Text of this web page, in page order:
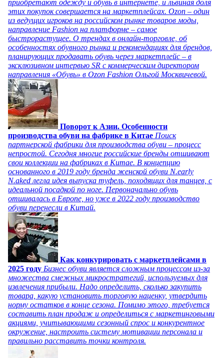
приобретают одежду и обувь в интернете, и львиная доля
этих покупок совершается на маркетплейсах. Ozon – один
из ведущих игроков на российском рынке товаров моды,
направление Fashion на платформе – самое
быстрорастущее. О трендах в онлайн-торговле, об
особенностях обувного рынка и рекомендациях для брендов,
планирующих продавать обувь через маркетплейс – в
эксклюзивном интервью SR с коммерческим директором
направления «Обувь» в Ozon Fashion Ольгой Москвичевой.
Поворот к Азии. Особенности
производства обуви на фабрике в Китае Поиск
партнерской фабрики для производства обуви – процесс
непростой. Сегодня многие российские бренды отшивают
свои коллекции на фабриках в Китае. В концепцию
основанного в 2019 году бренда женской обуви N.early
N.aked легла идея выпуска туфель, походящих для танцев, с
идеальной посадкой по ноге. Первоначально обувь
отшивалась в Европе, но уже в 2022 году производство
обуви перенесли в Китай.
Как конкурировать с маркетплейсами в
2025 году Бизнес обуви является сложным процессом из-за
множества смежных микростратегий, используемых для
извлечения прибыли. Надо определить, сколько закупить
товара, какую установить торговую наценку, утвердить
норму остатков в конце сезона. Помимо этого, требуется
составить план продаж и определиться с маркетинговыми
акциями, учитывающими сезонный спрос и конкурентное
окружение, настроить систему мотивации персонала и
правильно расставить точки контроля.